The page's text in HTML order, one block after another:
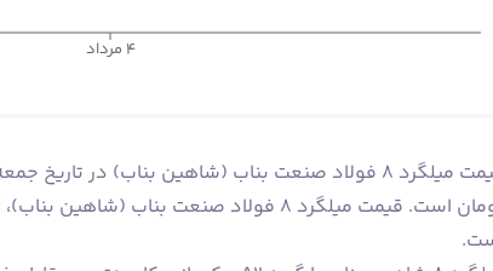
۴ مرداد
تومان است. قیمت میلگرد 8 فولاد صنعت